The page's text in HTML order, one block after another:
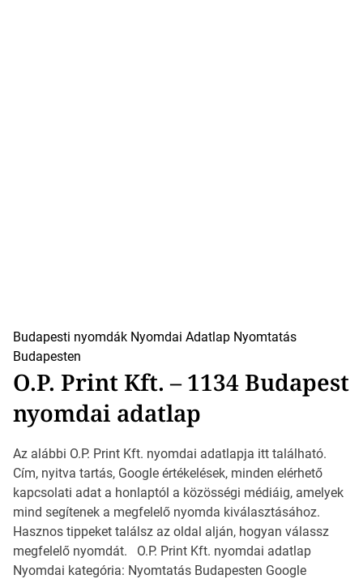
Budapesti nyomdák Nyomdai Adatlap Nyomtatás
Budapesten
O.P. Print Kft. – 1134 Budapest
nyomdai adatlap
Az alábbi O.P. Print Kft. nyomdai adatlapja itt található.
Cím, nyitva tartás, Google értékelések, minden elérhető
kapcsolati adat a honlaptól a közösségi médiáig, amelyek
mind segítenek a megfelelő nyomda kiválasztásához.
Hasznos tippeket találsz az oldal alján, hogyan válassz
megfelelő nyomdát. O.P. Print Kft. nyomdai adatlap
Nyomdai kategória: Nyomtatás Budapesten Google